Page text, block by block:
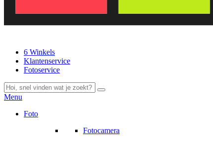
6 Winkels
Klantenservice
Fotoservice
Menu
Foto
Fotocamera